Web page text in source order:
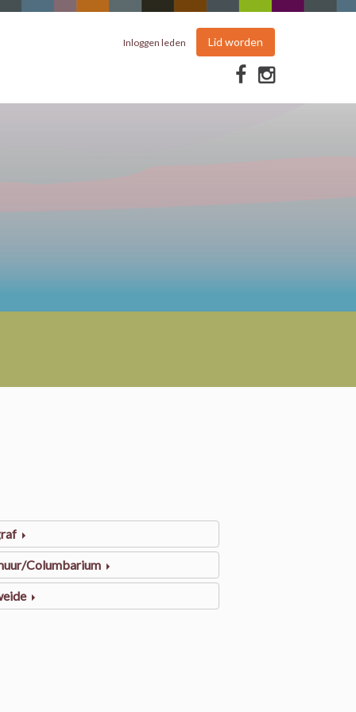
Inloggen leden Lid worden
Columbarium